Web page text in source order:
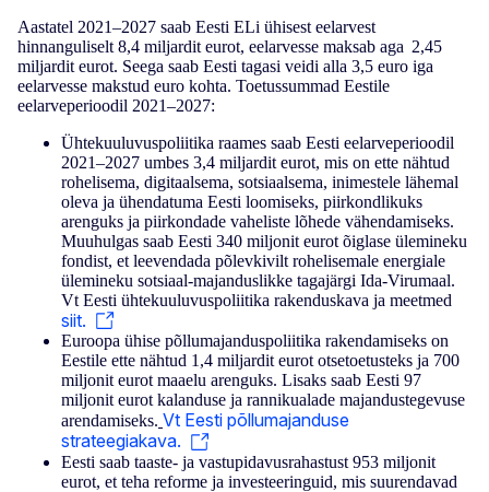
Aastatel 2021–2027 saab Eesti ELi ühisest eelarvest
hinnanguliselt 8,4 miljardit eurot, eelarvesse maksab aga 2,45
miljardit eurot. Seega saab Eesti tagasi veidi alla 3,5 euro iga
eelarvesse makstud euro kohta. Toetussummad Eestile
eelarveperioodil 2021­–2027:
Ühtekuuluvuspoliitika raames saab Eesti eelarveperioodil
2021–2027 umbes 3,4 miljardit eurot, mis on ette nähtud
rohelisema, digitaalsema, sotsiaalsema, inimestele lähemal
oleva ja ühendatuma Eesti loomiseks, piirkondlikuks
arenguks ja piirkondade vaheliste lõhede vähendamiseks.
Muuhulgas saab Eesti 340 miljonit eurot õiglase ülemineku
fondist, et leevendada põlevkivilt rohelisemale energiale
ülemineku sotsiaal-majanduslikke tagajärgi Ida-Virumaal.
Vt Eesti ühtekuuluvuspoliitika rakenduskava ja meetmed
siit.
Euroopa ühise põllumajanduspoliitika rakendamiseks on
Eestile ette nähtud 1,4 miljardit eurot otsetoetusteks ja 700
miljonit eurot maaelu arenguks. Lisaks saab Eesti 97
miljonit eurot kalanduse ja rannikualade majandustegevuse
arendamiseks. Vt Eesti põllumajanduse
strateegiakava.
Eesti saab taaste- ja vastupidavusrahastust 953 miljonit
eurot, et teha reforme ja investeeringuid, mis suurendavad